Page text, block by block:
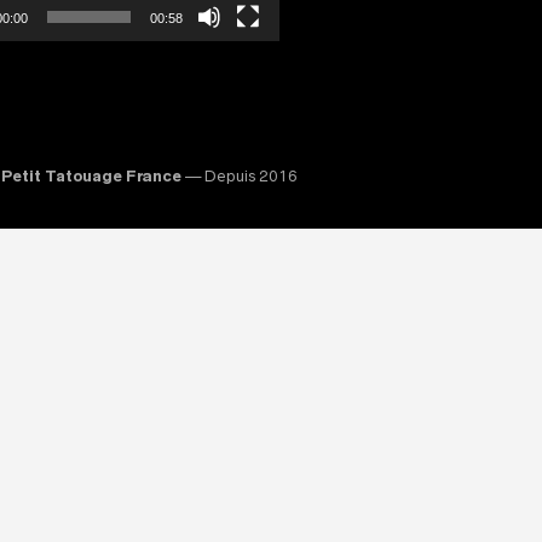
00:58
Petit Tatouage France— Depuis 2016